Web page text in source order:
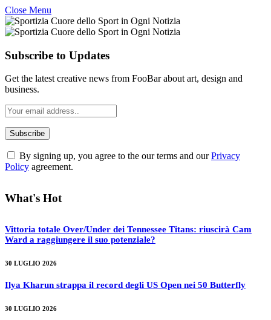
Close Menu
Subscribe to Updates
Get the latest creative news from FooBar about art, design and
business.
By signing up, you agree to the our terms and ourPrivacy
Policy agreement.
What's Hot
Vittoria totale Over/Under dei Tennessee Titans: riuscirà Cam
Ward a raggiungere il suo potenziale?
30 LUGLIO 2026
Ilya Kharun strappa il record degli US Open nei 50 Butterfly
30 LUGLIO 2026